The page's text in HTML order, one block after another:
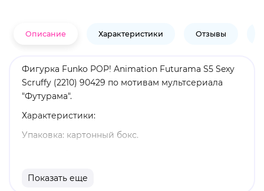
Описание Характеристики Отзывы
Фигурка Funko POP! Animation Futurama S5 Sexy
Scruffy (2210) 90429 по мотивам мультсериала
"Футурама".
Характеристики:
Упаковка: картонный бокс.
Материал: винил.
Показать еще